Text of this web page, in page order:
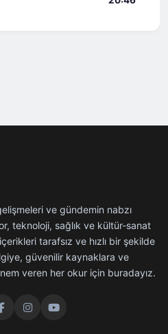
ve gündemin nabzı
teknoloji, sağlık ve kültür-sanat
tarafsız ve hızlı bir şekilde
güvenilir kaynaklara ve
veren her okur için buradayız.